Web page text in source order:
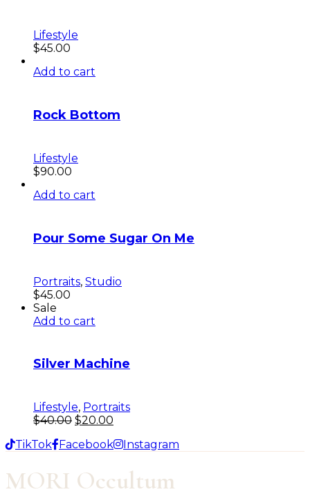
Lifestyle
$45.00
Add to cart
Rock Bottom
Lifestyle
$90.00
Add to cart
Pour Some Sugar On Me
Portraits, Studio
$45.00
Sale
Add to cart
Silver Machine
Lifestyle, Portraits
$40.00 $20.00
TikTok
Facebook Instagram
MORI Occultum